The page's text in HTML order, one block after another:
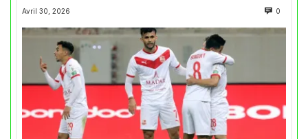
Avril 30, 2026 0